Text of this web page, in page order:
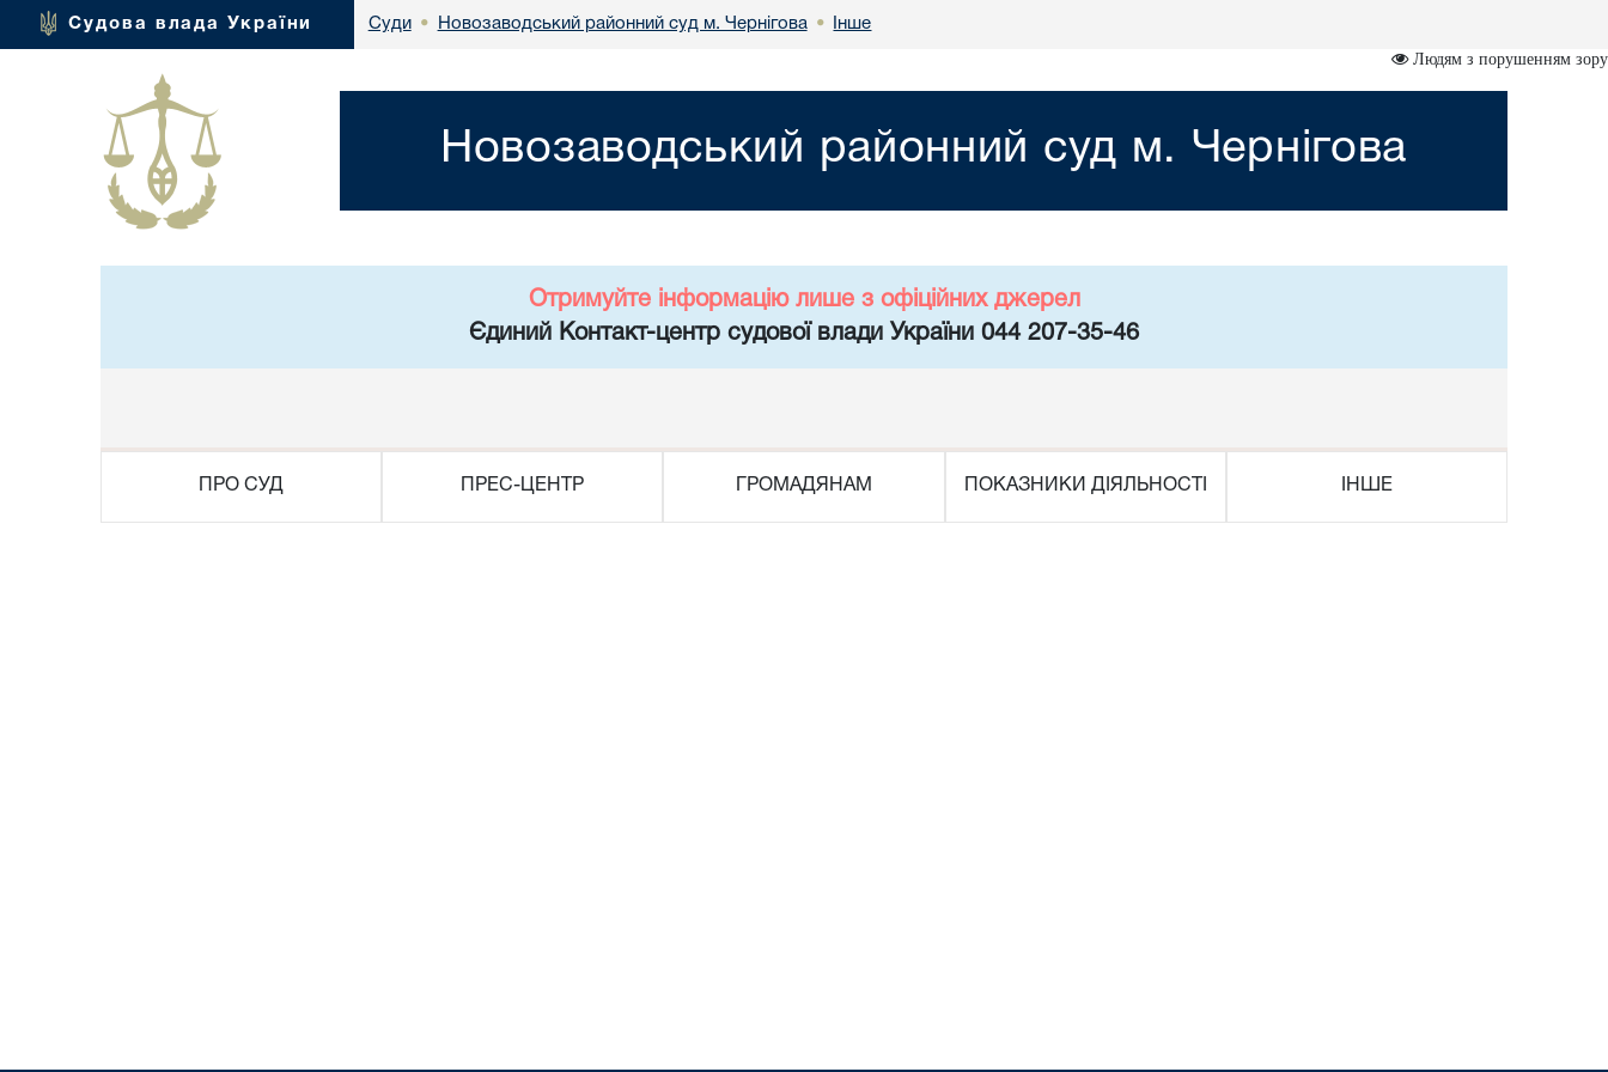
Судова влада України Суди • Новозаводський районний суд м. Чернігова • Інше
Людям з порушенням зору
Новозаводський районний суд м. Чернігова
Отримуйте інформацію лише з офіційних джерел
Єдиний Контакт-центр судової влади України 044 207-35-46
ПРО СУД ПРЕС-ЦЕНТР ГРОМАДЯНАМ ПОКАЗНИКИ ДІЯЛЬНОСТІ ІНШЕ